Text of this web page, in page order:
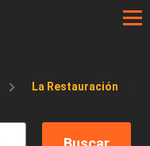
de ayuda a la
La Restauración